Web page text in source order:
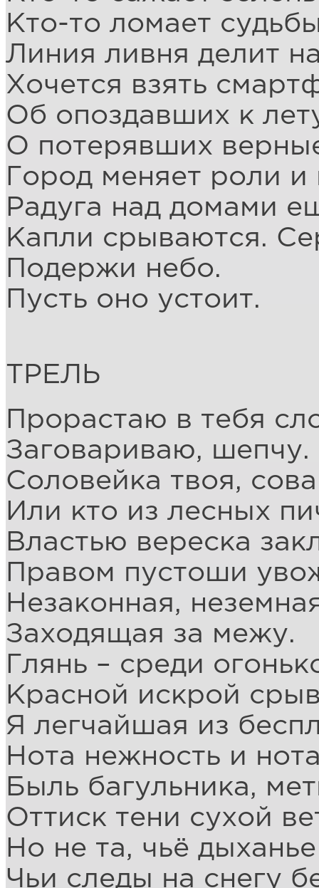
Кто-то ломает
Линия ливня делит
Хочется взять
Об опоздавших к
О потерявших
Город меняет роли и
Радуга над домами
Капли срываются.
Подержи небо.
Пусть оно устоит.
ТРЕЛЬ
Прорастаю в тебя
Заговариваю, шепчу.
Соловейка твоя,
Или кто из лесных
Властью вереска
Правом пустоши
Незаконная,
Заходящая за межу.
Глянь – среди
Красной искрой
Я легчайшая из
Нота нежность и
Быль багульника,
Оттиск тени сухой
Но не та, чьё
Чьи следы на снегу